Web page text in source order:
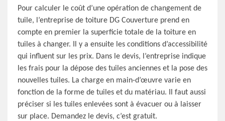
Pour calculer le coût d’une opération de changement de
tuile, l’entreprise de toiture DG Couverture prend en
compte en premier la superficie totale de la toiture en
tuiles à changer. Il y a ensuite les conditions d’accessibilité
qui influent sur les prix. Dans le devis, l’entreprise indique
les frais pour la dépose des tuiles anciennes et la pose des
nouvelles tuiles. La charge en main-d’œuvre varie en
fonction de la forme de tuiles et du matériau. Il faut aussi
préciser si les tuiles enlevées sont à évacuer ou à laisser
sur place. Demandez le devis, c’est gratuit.